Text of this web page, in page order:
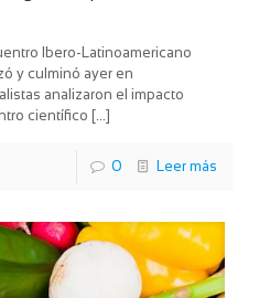
Ibero-Latinoamericano
y culminó ayer en
analizaron el impacto
científico […]
0 Leer más